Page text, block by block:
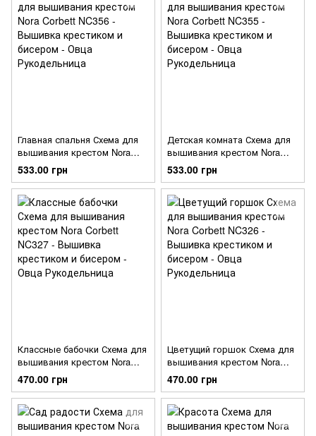
Главная спальня Схема для
вышивания крестом Nora
Corbett NC356
533.00 грн
Детская комната Схема для
вышивания крестом Nora
Corbett NC355
533.00 грн
Классные бабочки Схема для
вышивания крестом Nora
Corbett NC327
470.00 грн
Цветущий горшок Схема для
вышивания крестом Nora
Corbett NC326
470.00 грн